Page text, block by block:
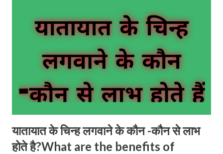
यातायात के चिन्ह लगवाने के कौन -कौन से लाभ
होते है?What are the benefits of